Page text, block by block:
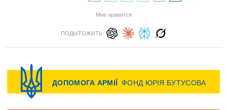
Мне нравится
ПОДЫТОЖИТЬ: